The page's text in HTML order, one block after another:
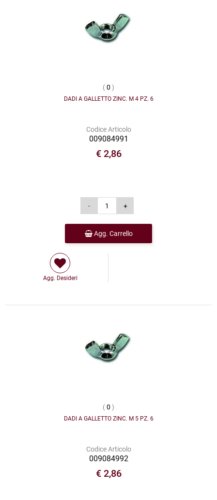
(0 )
DADI A GALLETTO ZINC. M 4 PZ. 6
Codice Articolo
009084991
€ 2,86
Agg. Carrello
Agg. Desideri
(0 )
DADI A GALLETTO ZINC. M 5 PZ. 6
Codice Articolo
009084992
€ 2,86